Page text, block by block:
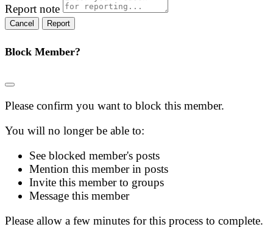
Report note
Report
Block Member?
Please confirm you want to block this member.
You will no longer be able to:
See blocked member's posts
Mention this member in posts
Invite this member to groups
Message this member
Please allow a few minutes for this process to complete.